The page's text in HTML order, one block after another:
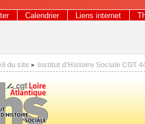
Calendrier Liens internet
du site > Institut d’Histoire Sociale CGT